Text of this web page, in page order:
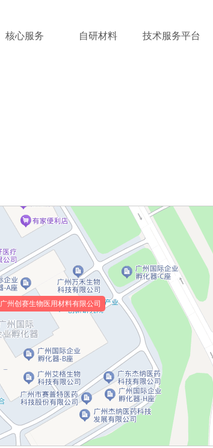
核心服务 自研材料 技术服务平台
广州创赛生物医用材料有限公司